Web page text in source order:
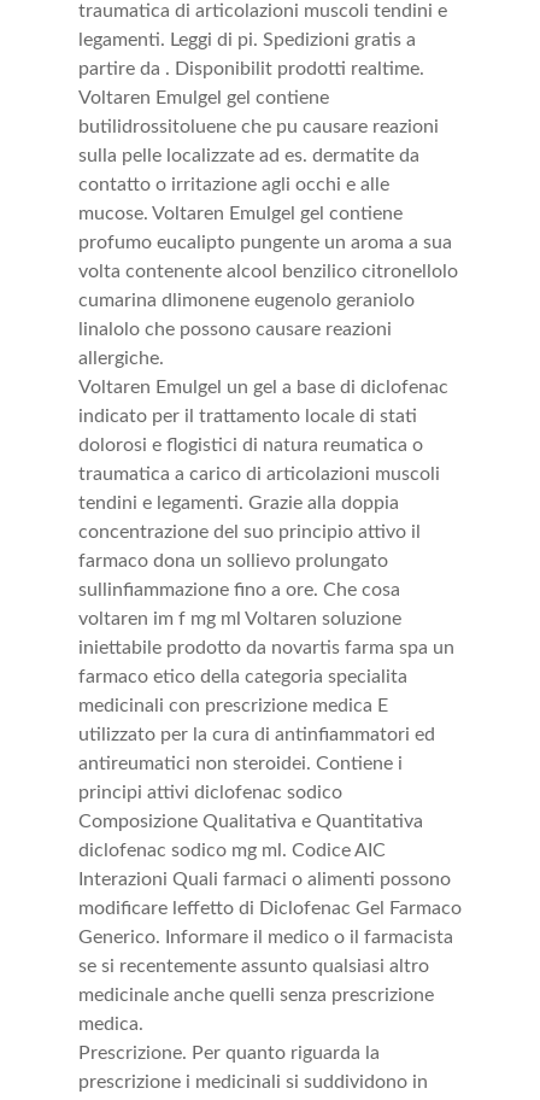
traumatica di articolazioni muscoli tendini e
legamenti. Leggi di pi. Spedizioni gratis a
partire da . Disponibilit prodotti realtime.
Voltaren Emulgel gel contiene
butilidrossitoluene che pu causare reazioni
sulla pelle localizzate ad es. dermatite da
contatto o irritazione agli occhi e alle
mucose. Voltaren Emulgel gel contiene
profumo eucalipto pungente un aroma a sua
volta contenente alcool benzilico citronellolo
cumarina dlimonene eugenolo geraniolo
linalolo che possono causare reazioni
allergiche.
Voltaren Emulgel un gel a base di diclofenac
indicato per il trattamento locale di stati
dolorosi e flogistici di natura reumatica o
traumatica a carico di articolazioni muscoli
tendini e legamenti. Grazie alla doppia
concentrazione del suo principio attivo il
farmaco dona un sollievo prolungato
sullinfiammazione fino a ore. Che cosa
voltaren im f mg ml Voltaren soluzione
iniettabile prodotto da novartis farma spa un
farmaco etico della categoria specialita
medicinali con prescrizione medica E
utilizzato per la cura di antinfiammatori ed
antireumatici non steroidei. Contiene i
principi attivi diclofenac sodico
Composizione Qualitativa e Quantitativa
diclofenac sodico mg ml. Codice AIC
Interazioni Quali farmaci o alimenti possono
modificare leffetto di Diclofenac Gel Farmaco
Generico. Informare il medico o il farmacista
se si recentemente assunto qualsiasi altro
medicinale anche quelli senza prescrizione
medica.
Prescrizione. Per quanto riguarda la
prescrizione i medicinali si suddividono in